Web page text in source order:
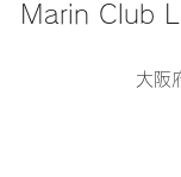
Marin Club
大阪